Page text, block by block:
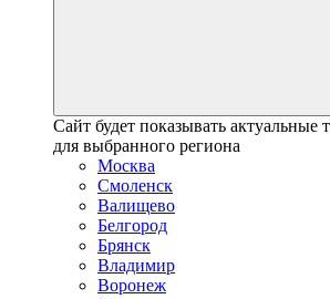
Сайт будет показывать актуальные
для выбранного региона
Москва
Смоленск
Валищево
Белгород
Брянск
Владимир
Воронеж